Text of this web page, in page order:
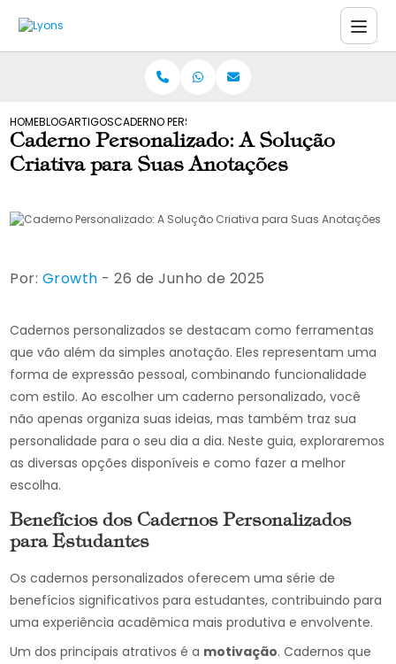
HOMEBLOGARTIGOSCADERNO PERSONALIZADO: A SOLUÇÃO CRIATIVA
Caderno Personalizado: A Solução
Criativa para Suas Anotações
Por: Growth - 26 de Junho de 2025
Cadernos personalizados se destacam como ferramentas
que vão além da simples anotação. Eles representam uma
forma de expressão pessoal, combinando funcionalidade
com estilo. Ao escolher um caderno personalizado, você
não apenas organiza suas ideias, mas também traz sua
personalidade para o seu dia a dia. Neste guia, exploraremos
as diversas opções disponíveis e como fazer a melhor
escolha.
Benefícios dos Cadernos Personalizados
para Estudantes
Os cadernos personalizados oferecem uma série de
benefícios significativos para estudantes, contribuindo para
uma experiência acadêmica mais produtiva e envolvente.
Um dos principais atrativos é a motivação. Cadernos que